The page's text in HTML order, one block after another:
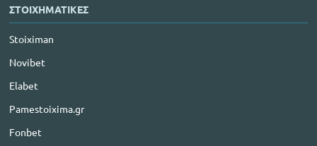
ΣΤΟΙΧΗΜΑΤΙΚΕΣ
Stoiximan
Novibet
Elabet
Pamestoixima.gr
Fonbet